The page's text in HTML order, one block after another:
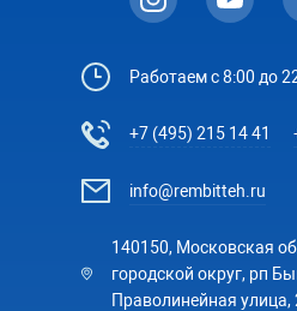
Работаем с 8:00 до
+7 (495) 215 14 41
info@rembitteh.ru
140150, Московская
городской округ, рп
Праволинейная улица,